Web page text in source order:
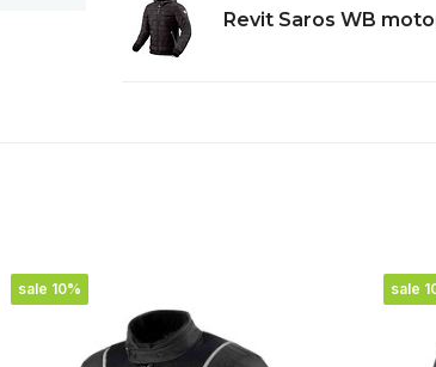
Revit Saros WB
sale 10% sale